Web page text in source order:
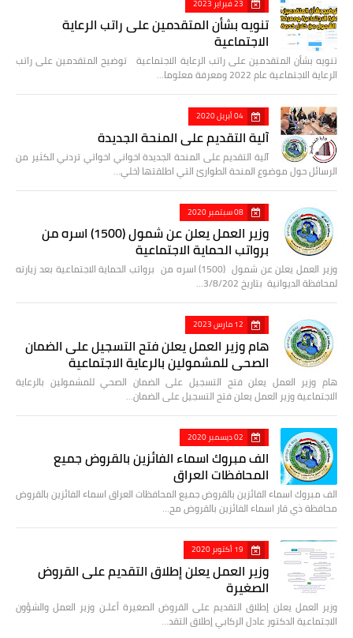
23 فبراير 2023
تنويه بشأن المتقدمين على راتب الرعاية
الاجتماعية
تنويه بشأن المتقدمين على راتب الرعاية الاجتماعية توضيح المتقدمين على راتب
الرعاية الاجتماعية عام 2022 ومعرفة معلوما…
04 أبريل 2020
آلية التقديم على المنحة الجديدة
آلية التقديم على المنحة الجديدة اخواني اخواتي تردني الكثير من
الرسائل حول موضوع المنحة الطوارئ التي اطلقتها (خلي…
08 سبتمبر 2020
وزير العمل يعلن عن شمول (1500) اسره من
برواتب الحماية الاجتماعية
وزير العمل يعلن عن شمول (1500) اسره من برواتب الحماية الاجتماعية بعد زيارته
لمحافظة الديوانية بتاريخ 3/8/202…
12 مارس 2023
هام وزير العمل يعلن فتح التسجيل على الضمان
الصحي للمشمولين بالرعاية الاجتماعية
هام وزير العمل يعلن فتح التسجيل على الضمان الصحي للمشمولين بالرعاية
الاجتماعية وزير العمل يعلن فتح التسجيل على الضمان…
02 ديسمبر 2020
الف مبروك اسماء الفائزين بالقروض جميع
المحافظات العراق
الف مبروك اسماء الفائزين بالقروض جميع المحافظات العراق اسماء الفائزين بالقروض
محافظة ذي قار اسماء الفائزين بالقروض مح…
19 أكتوبر 2020
وزير العمل يعلن إطلاق التقديم على القروض
الصغيرة
وزير العمل يعلن إطلاق التقديم على القروض الصغيرة أعلـن وزير العمل والشؤون
الاجتماعية الدكتور عادل الركابي إطلاق التقد…